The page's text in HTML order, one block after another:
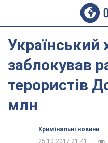
Український
заблокував
терористів
млн
Кримінальні новини
25.10.2017 21:41